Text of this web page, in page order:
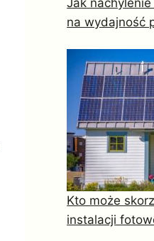
na wydajność
Kto może
instalacji